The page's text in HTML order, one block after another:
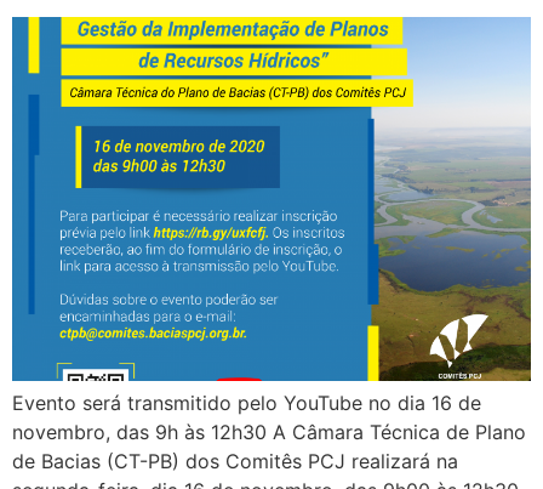
Evento será transmitido pelo YouTube no dia 16 de
novembro, das 9h às 12h30 A Câmara Técnica de Plano
de Bacias (CT-PB) dos Comitês PCJ realizará na